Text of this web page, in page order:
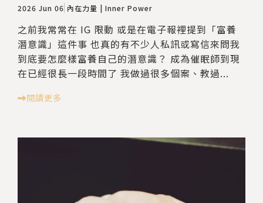
2026 Jun 06 內在力量 | Inner Power
之前我常常在 IG 限動 或是在電子報裡提到「富養
潛意識」這件事 也真的有不少人私訊或寫信來問我
到底要怎麼樣富養自己的潛意識？ 成為催眠師到現
在已經很長一段時間了 我做過很多個案、教過...
閱讀更多